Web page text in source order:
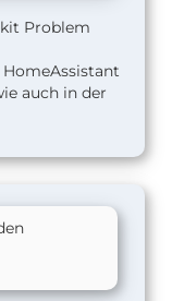
Problem
auch in der